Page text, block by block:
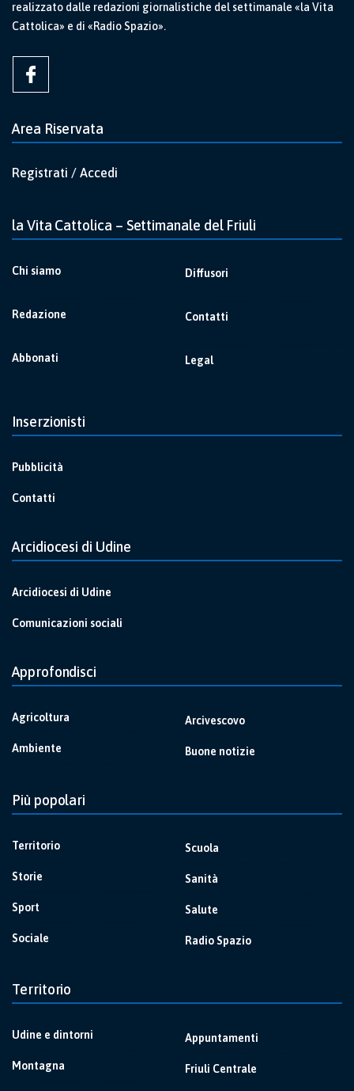
realizzato dalle redazioni giornalistiche del settimanale «la Vita
Cattolica» e di «Radio Spazio».
Area Riservata
Registrati / Accedi
la Vita Cattolica – Settimanale del Friuli
Chi siamo
Redazione
Abbonati
Diffusori
Contatti
Legal
Inserzionisti
Pubblicità
Contatti
Arcidiocesi di Udine
Arcidiocesi di Udine
Comunicazioni sociali
Approfondisci
Agricoltura
Ambiente
Arcivescovo
Buone notizie
Più popolari
Territorio
Storie
Sport
Sociale
Scuola
Sanità
Salute
Radio Spazio
Territorio
Udine e dintorni
Montagna
Appuntamenti
Friuli Centrale